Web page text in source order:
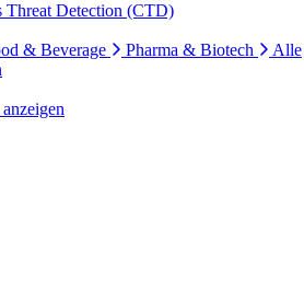
Threat Detection (CTD)
& Beverage Pharma & Biotech
Alle